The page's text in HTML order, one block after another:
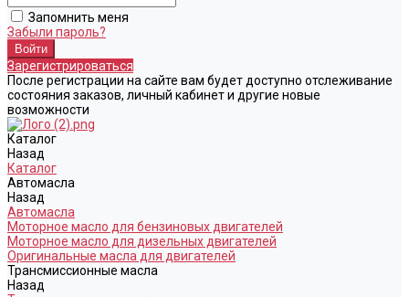
Запомнить меня
Забыли пароль?
Зарегистрироваться
После регистрации на сайте вам будет доступно отслеживание
состояния заказов, личный кабинет и другие новые
возможности
Каталог
Назад
Каталог
Автомасла
Назад
Автомасла
Моторное масло для бензиновых двигателей
Моторное масло для дизельных двигателей
Оригинальные масла для двигателей
Трансмиссионные масла
Назад